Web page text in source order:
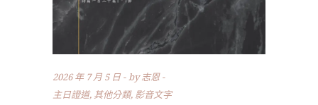
2026 年 7 月 5 日 by志恩
主日證道, 其他分類, 影音文字